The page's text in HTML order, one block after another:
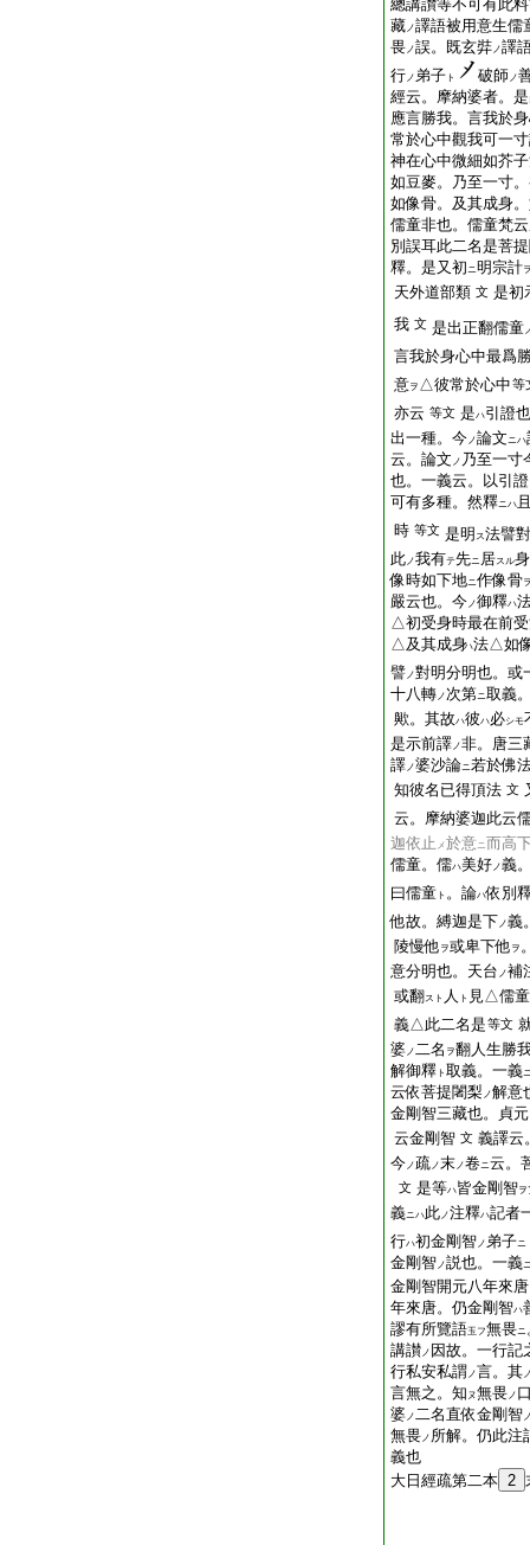
總講讃等不可有此
藏ノ譯語被用意生儒
畏ノ誤。既玄弉ノ譯
行ノ 弟子 ト 破師ノ
經云。摩納婆者。
應言勝我。言我於
常於心中觀我可一
神在心中微細如芥
如豆麥。乃至一寸
如像骨。及其成身
儒童非也。儒童梵
別誤耳此二名是菩
釋。是又初ニ明宗計
天外道部類 文 是初
我 文 是出正翻儒童
言我於身心中最爲
意ヲ △彼常於心中 等
亦云 等文 是ハ引證
出一種。今ノ論文ニハ
云。論文 ノ 乃至一寸
也。一義云。以引證
可有多種。然釋ニハ
時 等文 是明 ス法譬
此ノ我有テ先ニ居スル
像時如下地ニ作像骨
嚴云也。今ノ御釋ハ
△初受身時最在前
△及其成身ハ法△如
譬ノ對明分明也。或
十八轉ノ次第ニ取義
歟。其故ハ彼ハ必シモ
是示前譯ノ非。唐三
譯ノ婆沙論ニ若於佛
知彼名已得頂法 文
云。摩納婆迦此云
迦依止 メ於意ニ而高
儒童。儒ハ美好ノ義
曰儒童 ト 。論ハ依別
他故。縛迦是下ノ義
陵慢他 ヲ或卑下他 ヲ
意分明也。天台 ノ補
或翻スト 人 ト 見△儒童
義△此二名是 等文
婆ノ二名 ヲ翻人生勝
解御釋 ト 取義。一義
云依菩提闍梨ノ解意
金剛智三藏也。貞元
云金剛智 文 義譯云
今ノ疏ノ末ノ卷ニ云。
文 是等ハ皆金剛智ヲ
義ニハ此ノ注釋ハ記者
行ハ初金剛智ノ 弟子ニ
金剛智ノ説也。一義
金剛智開元八年來
年來唐。仍金剛智ハ
謬有所覽語玉フ無畏ニ
講讃ノ 因故。一行記
行私安私謂ノ言。其
言無之。知 ヌ無畏ノ
婆ノ二名直依金剛智
無畏ノ 所解。仍此注
義也
大日經疏第二本 2